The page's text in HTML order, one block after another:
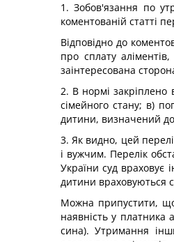
1. Зобов'язання по
коментованій статті
Відповідно до
про сплату
заінтересована
2. В нормі закріплено
сімейного стану; в)
дитини, визначений
3. Як видно, цей
і вужчим. Перелік
України суд враховує
дитини враховуються
Можна припустити, що
наявність у платника
сина). Утримання